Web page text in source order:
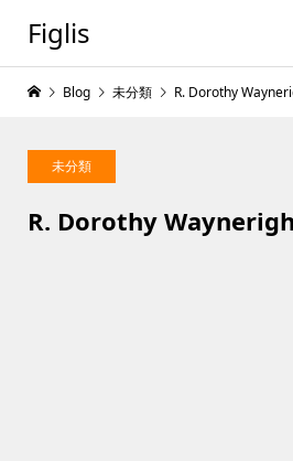
Figlis
未分類
R. Dorothy
Blog 未分類 R. Dorothy